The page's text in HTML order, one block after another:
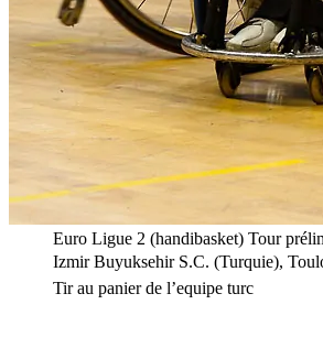
Euro Ligue 2 (handibasket) Tour
Izmir Buyuksehir S.C. (Turquie),
Tir au panier de l’equipe turc